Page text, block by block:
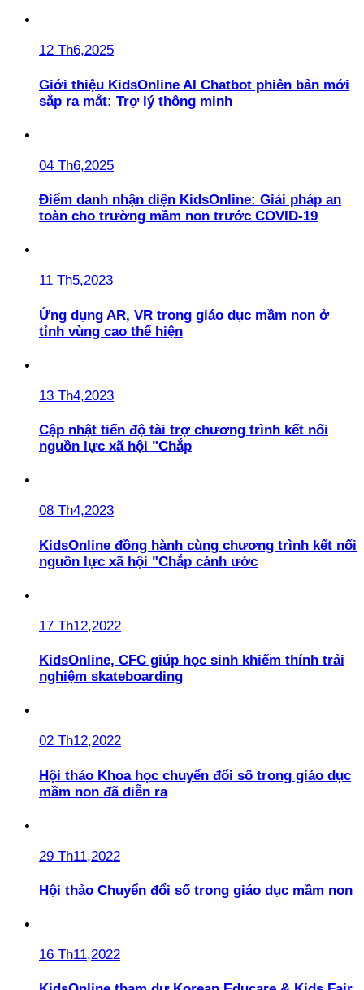
12 Th6,2025
Giới thiệu KidsOnline AI Chatbot phiên bản mới
sắp ra mắt: Trợ lý thông minh
04 Th6,2025
Điểm danh nhận diện KidsOnline: Giải pháp an
toàn cho trường mầm non trước COVID-19
11 Th5,2023
Ứng dụng AR, VR trong giáo dục mầm non ở
tỉnh vùng cao thể hiện
13 Th4,2023
Cập nhật tiến độ tài trợ chương trình kết nối
nguồn lực xã hội "Chắp
08 Th4,2023
KidsOnline đồng hành cùng chương trình kết nối
nguồn lực xã hội "Chắp cánh ước
17 Th12,2022
KidsOnline, CFC giúp học sinh khiếm thính trải
nghiệm skateboarding
02 Th12,2022
Hội thảo Khoa học chuyển đổi số trong giáo dục
mầm non đã diễn ra
29 Th11,2022
Hội thảo Chuyển đổi số trong giáo dục mầm non
16 Th11,2022